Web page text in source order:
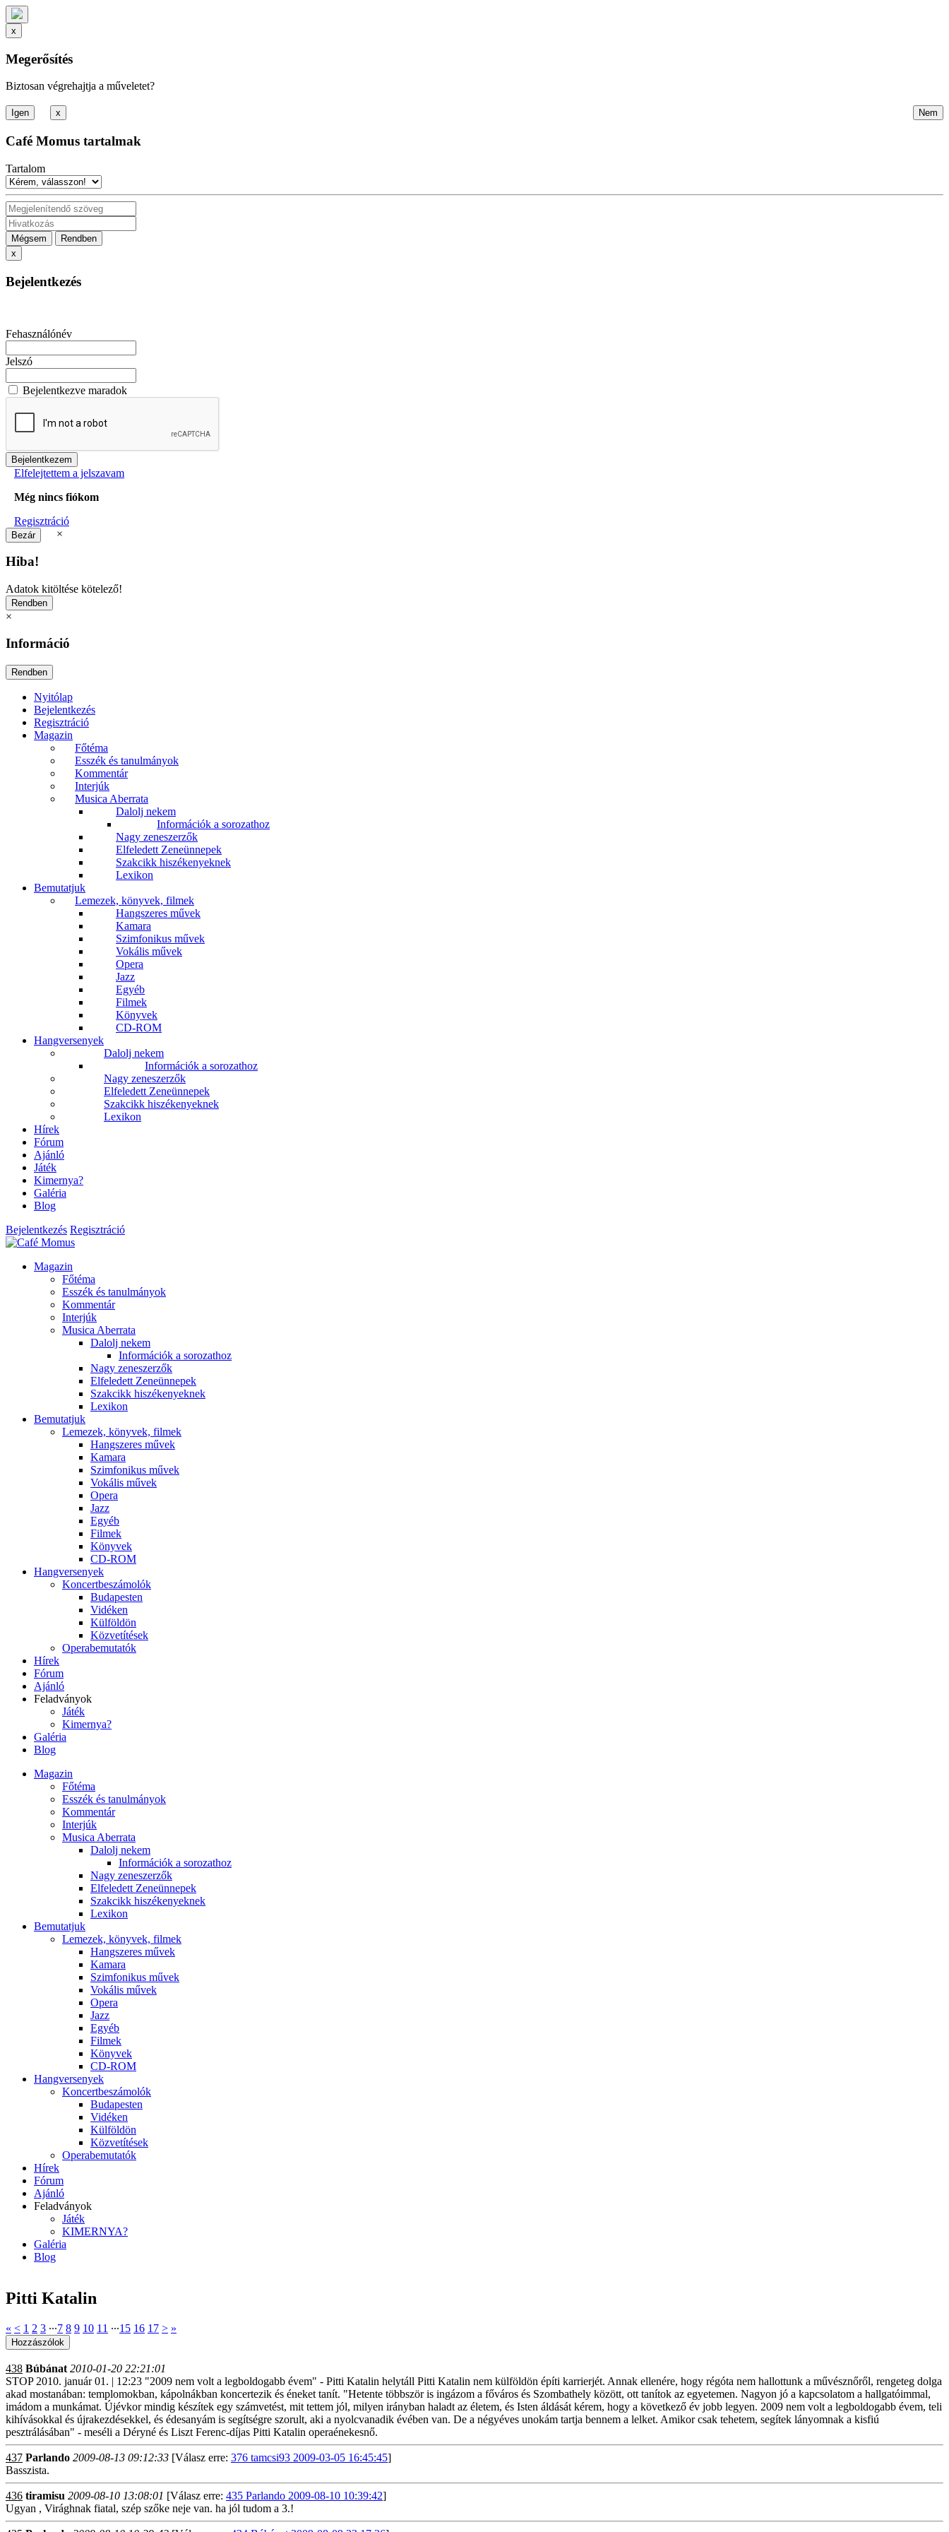
x
Megerősítés
Biztosan végrehajtja a műveletet?
x
Café Momus tartalmak
Tartalom
Mégsem
Rendben
x
Bejelentkezés
Fehasználónév
Jelszó
Bejelentkezve maradok
Elfelejtettem a jelszavam
Még nincs fiókom
Regisztráció
×
Hiba!
Adatok kitöltése kötelező!
×
Információ
Nyitólap
Bejelentkezés
Regisztráció
Magazin
Főtéma
Esszék és tanulmányok
Kommentár
Interjúk
Musica Aberrata
Dalolj nekem
Információk a sorozathoz
Nagy zeneszerzők
Elfeledett Zeneünnepek
Szakcikk hiszékenyeknek
Lexikon
Bemutatjuk
Lemezek, könyvek, filmek
Hangszeres művek
Kamara
Szimfonikus művek
Vokális művek
Opera
Jazz
Egyéb
Filmek
Könyvek
CD-ROM
Hangversenyek
Dalolj nekem
Információk a sorozathoz
Nagy zeneszerzők
Elfeledett Zeneünnepek
Szakcikk hiszékenyeknek
Lexikon
Hírek
Fórum
Ajánló
Játék
Kimernya?
Galéria
Blog
Bejelentkezés Regisztráció
Magazin
Főtéma
Esszék és tanulmányok
Kommentár
Interjúk
Musica Aberrata
Dalolj nekem
Információk a sorozathoz
Nagy zeneszerzők
Elfeledett Zeneünnepek
Szakcikk hiszékenyeknek
Lexikon
Bemutatjuk
Lemezek, könyvek, filmek
Hangszeres művek
Kamara
Szimfonikus művek
Vokális művek
Opera
Jazz
Egyéb
Filmek
Könyvek
CD-ROM
Hangversenyek
Koncertbeszámolók
Budapesten
Vidéken
Külföldön
Közvetítések
Operabemutatók
Hírek
Fórum
Ajánló
Feladványok
Játék
Kimernya?
Galéria
Blog
Magazin
Főtéma
Esszék és tanulmányok
Kommentár
Interjúk
Musica Aberrata
Dalolj nekem
Információk a sorozathoz
Nagy zeneszerzők
Elfeledett Zeneünnepek
Szakcikk hiszékenyeknek
Lexikon
Bemutatjuk
Lemezek, könyvek, filmek
Hangszeres művek
Kamara
Szimfonikus művek
Vokális művek
Opera
Jazz
Egyéb
Filmek
Könyvek
CD-ROM
Hangversenyek
Koncertbeszámolók
Budapesten
Vidéken
Külföldön
Közvetítések
Operabemutatók
Hírek
Fórum
Ajánló
Feladványok
Játék
KIMERNYA?
Galéria
Blog
Pitti Katalin
« < 1 2 3 ∙∙∙7 8 9 10 11 ∙∙∙15 16 17 > »
438 Búbánat 2010-01-20 22:21:01
STOP 2010. január 01. | 12:23 "2009 nem volt a legboldogabb évem" - Pitti Katalin helytáll Pitti Katalin nem külföldön építi karrierjét. Annak ellenére, hogy régóta nem hallottunk a művésznőről, rengeteg dolga
akad mostanában: templomokban, kápolnákban koncertezik és éneket tanít. "Hetente többször is ingázom a főváros és Szombathely között, ott tanítok az egyetemen. Nagyon jó a kapcsolatom a hallgatóimmal,
imádom a munkámat. Újévkor mindig készítek egy számvetést, mit tettem jól, milyen irányban haladt az életem, és Isten áldását kérem, hogy a következő év jobb legyen. 2009 nem volt a legboldogabb évem, teli
kihívásokkal és újrakezdésekkel, és édesanyám is segítségre szorult, aki a nyolcvanadik évében van. De a négyéves unokám tartja bennem a lelket. Amikor csak tehetem, segítek lányomnak a kisfiú
pesztrálásában" - meséli a Déryné és Liszt Ferenc-díjas Pitti Katalin operaénekesnő.
437 Parlando 2009-08-13 09:12:33 [Válasz erre: 376 tamcsi93 2009-03-05 16:45:45]
Basszista.
436 tiramisu 2009-08-10 13:08:01 [Válasz erre: 435 Parlando 2009-08-10 10:39:42]
Ugyan , Virághnak fiatal, szép szőke neje van. ha jól tudom a 3.!